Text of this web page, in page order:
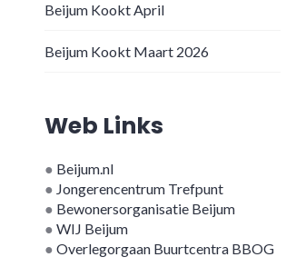
Beijum Kookt April
Beijum Kookt Maart 2026
Web Links
● Beijum.nl
● Jongerencentrum Trefpunt
● Bewonersorganisatie Beijum
● WIJ Beijum
● Overlegorgaan Buurtcentra BBOG